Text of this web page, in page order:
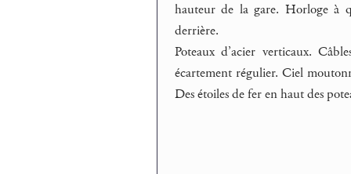
hauteur de la gare. Horloge à
derrière.
Poteaux d’acier verticaux.
écartement régulier. Ciel
Des étoiles de fer en haut des